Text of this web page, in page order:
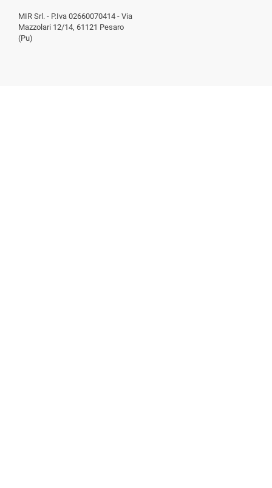
MIR Srl. - P.Iva 02660070414 - Via
Mazzolari 12/14, 61121 Pesaro
(Pu)